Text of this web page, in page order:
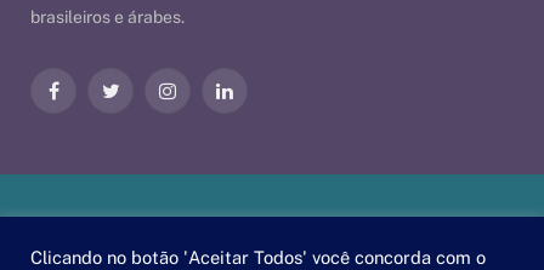
brasileiros e árabes.
FacebookTwitter InstagramLinkedIn
Árabe | ByEscaEsco.
Clicando no botão 'Aceitar Todos' você concorda com o